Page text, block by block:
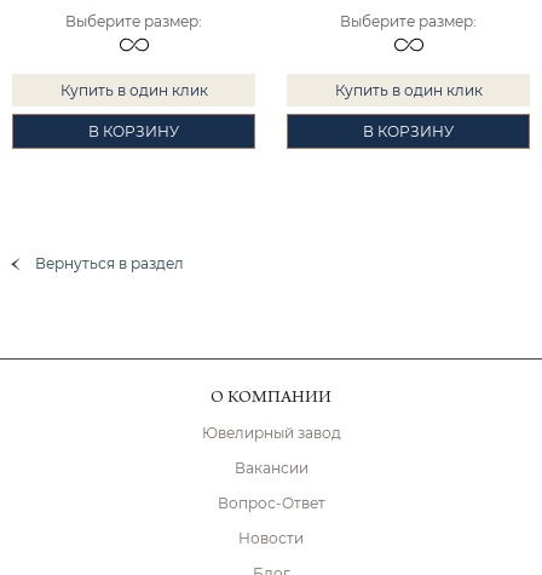
Выберите размер:
Купить в один клик
В КОРЗИНУ
Выберите размер:
Купить в один клик
В КОРЗИНУ
Вернуться в раздел
О КОМПАНИИ
Ювелирный завод
Вакансии
Вопрос-Ответ
Новости